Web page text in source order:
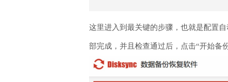
这里进入到最关键的步骤，也就是配置
部完成，并且检查通过后，点击“开始备